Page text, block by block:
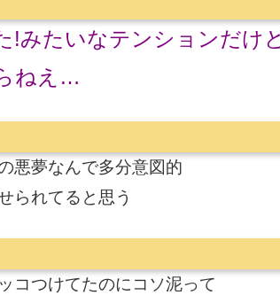
!みたいなテンションだけ
ねえ…
悪夢なんで多分意図的
られてると思う
コつけてたのにコソ泥って